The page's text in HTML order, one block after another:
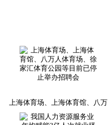
上海体育场、上海体育馆、八万
人体育场、徐家汇体育公园等目